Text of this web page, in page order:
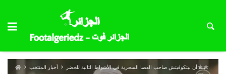
أخبار المنتخب أرقام تثبت أن بيتكوفيتش صاحب العصا السحرية في الأشواط الثانية للخضر